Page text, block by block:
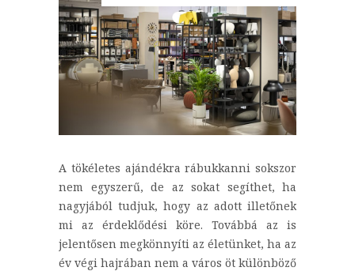
A tökéletes ajándékra rábukkanni sokszor
nem egyszerű, de az sokat segíthet, ha
nagyjából tudjuk, hogy az adott illetőnek
mi az érdeklődési köre. Továbbá az is
jelentősen megkönnyíti az életünket, ha az
év végi hajrában nem a város öt különböző